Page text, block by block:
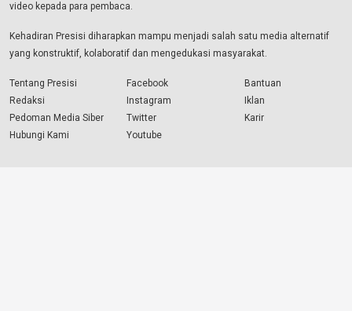
video kepada para pembaca.
Kehadiran Presisi diharapkan mampu menjadi salah satu media alternatif
yang konstruktif, kolaboratif dan mengedukasi masyarakat.
Tentang Presisi
Redaksi
Pedoman Media Siber
Hubungi Kami
Facebook
Instagram
Twitter
Youtube
Bantuan
Iklan
Karir